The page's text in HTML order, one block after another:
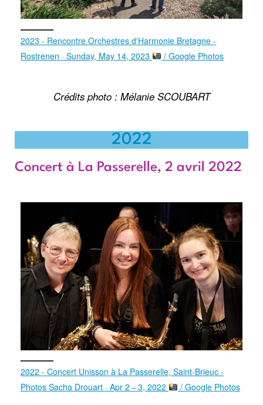
2023 - Rencontre Orchestres d'Harmonie Bretagne -
Rostrenen · Sunday, May 14, 2023
/ Google Photos
Crédits photo : Mélanie SCOUBART
2022
Concert à La Passerelle, 2 avril 2022
2022 - Concert Unisson à La Passerelle, Saint-Brieuc -
Photos Sacha Drouart · Apr 2 – 3, 2022
/ Google Photos